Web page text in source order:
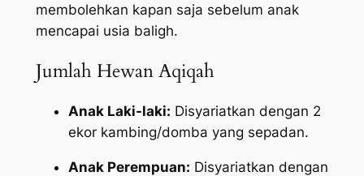
membolehkan kapan saja sebelum anak
mencapai usia baligh.
Jumlah Hewan Aqiqah
Anak Laki-laki: Disyariatkan dengan 2
ekor kambing/domba yang sepadan.
Anak Perempuan: Disyariatkan dengan